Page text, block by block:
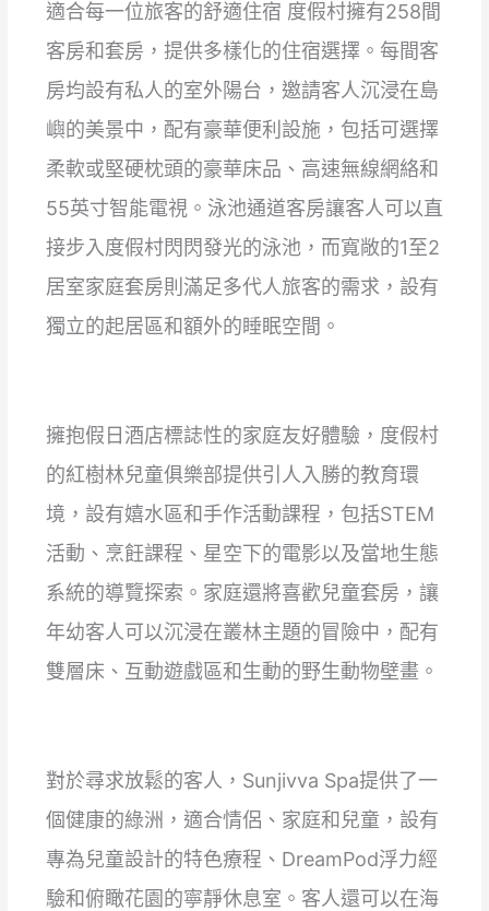
適合每一位旅客的舒適住宿 度假村擁有258間
客房和套房，提供多樣化的住宿選擇。每間客
房均設有私人的室外陽台，邀請客人沉浸在島
嶼的美景中，配有豪華便利設施，包括可選擇
柔軟或堅硬枕頭的豪華床品、高速無線網絡和
55英寸智能電視。泳池通道客房讓客人可以直
接步入度假村閃閃發光的泳池，而寬敞的1至2
居室家庭套房則滿足多代人旅客的需求，設有
獨立的起居區和額外的睡眠空間。
擁抱假日酒店標誌性的家庭友好體驗，度假村
的紅樹林兒童俱樂部提供引人入勝的教育環
境，設有嬉水區和手作活動課程，包括STEM
活動、烹飪課程、星空下的電影以及當地生態
系統的導覽探索。家庭還將喜歡兒童套房，讓
年幼客人可以沉浸在叢林主題的冒險中，配有
雙層床、互動遊戲區和生動的野生動物壁畫。
對於尋求放鬆的客人，Sunjivva Spa提供了一
個健康的綠洲，適合情侶、家庭和兒童，設有
專為兒童設計的特色療程、DreamPod浮力經
驗和俯瞰花園的寧靜休息室。客人還可以在海